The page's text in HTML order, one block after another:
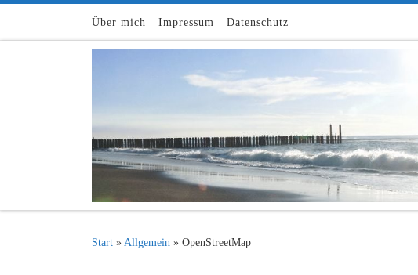
Zum Inhalt springen
Über mich Impressum Datenschutz
Start » Allgemein » OpenStreetMap